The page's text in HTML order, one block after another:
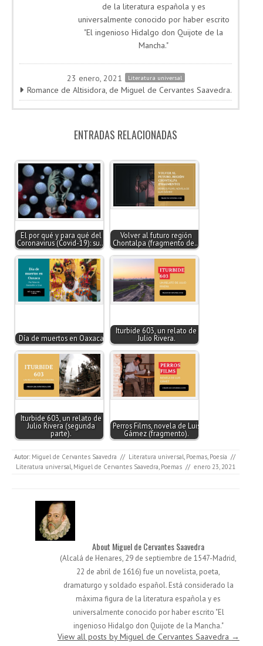
de la literatura española y es
universalmente conocido por haber escrito
"El ingenioso Hidalgo don Quijote de la
Mancha."
23 enero, 2021 Literatura universal
Romance de Altisidora, de Miguel de Cervantes Saavedra.
ENTRADAS RELACIONADAS
El por qué y para qué del
Coronavirus (Covid-19): su…
Volver al futuro región
Chontalpa (fragmento de…
Día de muertos en Oaxaca
Iturbide 603, un relato de
Julio Rivera.
Iturbide 603, un relato de
Julio Rivera (segunda
parte).
Perros Films, novela de Luis
Gámez (fragmento).
Autor: Miguel de Cervantes Saavedra // Literatura universal, Poemas, Poesía //
Literatura universal, Miguel de Cervantes Saavedra, Poemas // enero 23, 2021
About Miguel de Cervantes Saavedra
(Alcalá de Henares,​ 29 de septiembre de 1547-Madrid,
22 de abril​ de 1616) fue un novelista, poeta,
dramaturgo y soldado español. Está considerado la
máxima figura de la literatura española y es
universalmente conocido por haber escrito "El
ingenioso Hidalgo don Quijote de la Mancha."
View all posts by Miguel de Cervantes Saavedra →